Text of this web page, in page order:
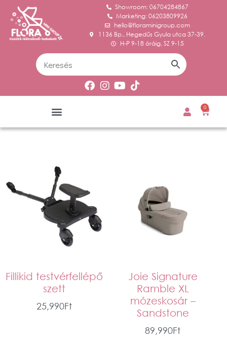
Showroom: 06704284867
Marketing: 06203809926
hello@floraminigroup.com
1136 Bp., Hegedűs Gyula utca 37-39.
H-P 9-18 óráig, SZ 9-15
0
Fillikid testvérfellépő
szett
25,990Ft
Joie Signature
Ramble XL
mózeskosár –
Sandstone
89,990Ft